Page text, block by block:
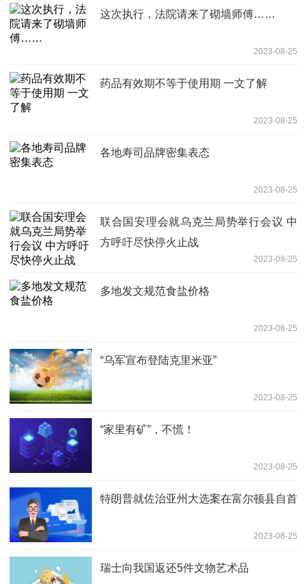
这次执行，法院请来了砌墙师傅……
2023-08-25
药品有效期不等于使用期 一文了解
2023-08-25
各地寿司品牌密集表态
2023-08-25
联合国安理会就乌克兰局势举行会议 中
方呼吁尽快停火止战
2023-08-25
多地发文规范食盐价格
2023-08-25
“乌军宣布登陆克里米亚”
2023-08-25
“家里有矿”，不慌！
2023-08-25
特朗普就佐治亚州大选案在富尔顿县自首
2023-08-25
瑞士向我国返还5件文物艺术品